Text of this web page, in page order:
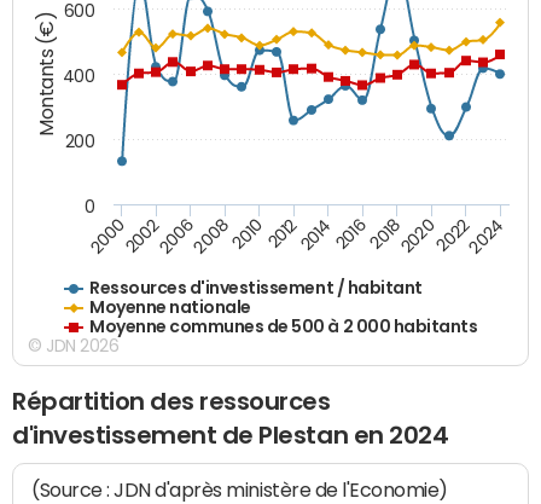
Montants (€)
Ressources d'investissement / habitant
Moyenne nationale
Moyenne communes de 500 à 2 000 habitants
20002002200620082010 2012201420162018202020222024
0
200
400
600
© JDN 2026
Répartition des ressources
d'investissement de Plestan en 2024
(Source : JDN d'après ministère de l'Economie)